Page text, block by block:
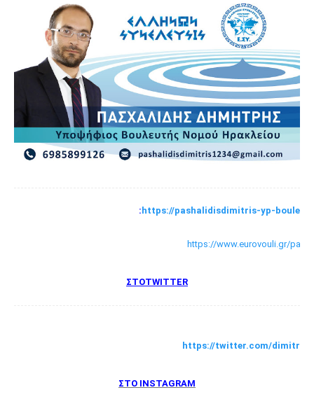
:https://pashalidisdimitris-yp-
https://www.eurovouli.gr/
ΣΤΟTWΙTTER
https://twitter.com/
ΣΤΟ ΙNSTAGRAM